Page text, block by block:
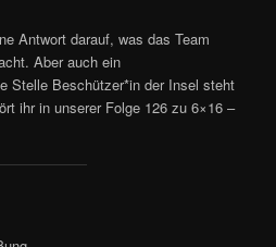
Antwort darauf, was das Team
Aber auch ein
Stelle Beschützer*in der Insel steht
ihr in unserer Folge 126 zu 6×16 –